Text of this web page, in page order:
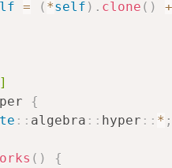
= ( *self ) . clone ( ) +
{
:: algebra :: hyper :: * ;
( )
{